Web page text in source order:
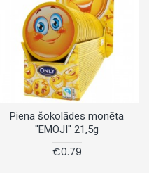
Piena šokolādes monēta
''EMOJI'' 21,5g
€0.79